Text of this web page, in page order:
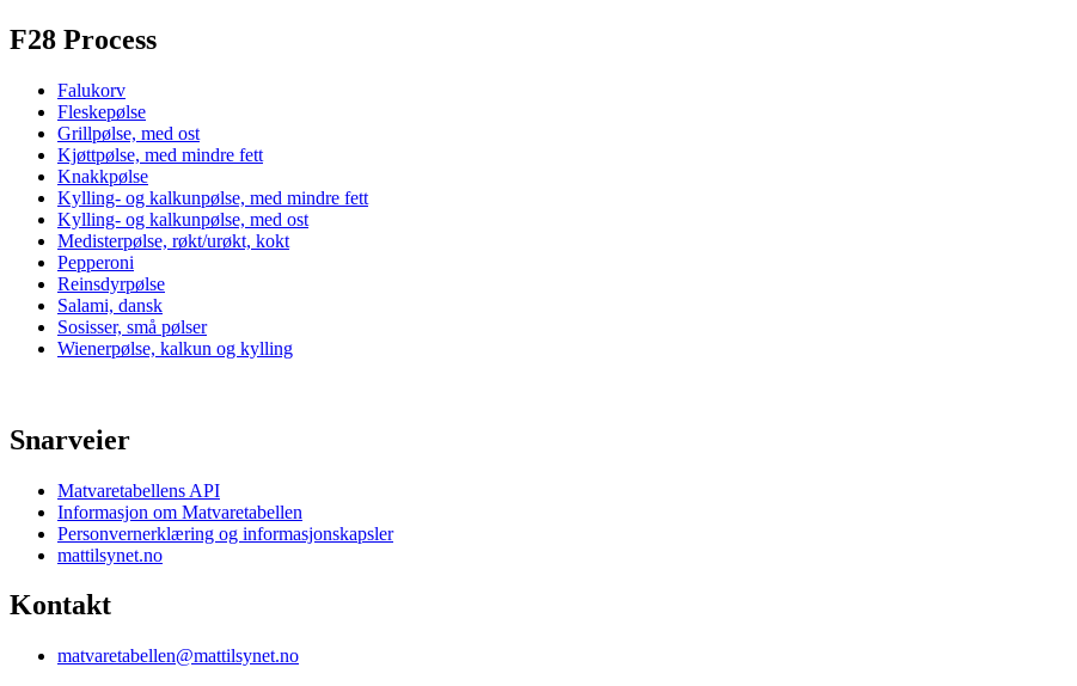
F28 Process
Falukorv
Fleskepølse
Grillpølse, med ost
Kjøttpølse, med mindre fett
Knakkpølse
Kylling- og kalkunpølse, med mindre fett
Kylling- og kalkunpølse, med ost
Medisterpølse, røkt/urøkt, kokt
Pepperoni
Reinsdyrpølse
Salami, dansk
Sosisser, små pølser
Wienerpølse, kalkun og kylling
Snarveier
Matvaretabellens API
Informasjon om Matvaretabellen
Personvernerklæring og informasjonskapsler
mattilsynet.no
Kontakt
matvaretabellen@mattilsynet.no